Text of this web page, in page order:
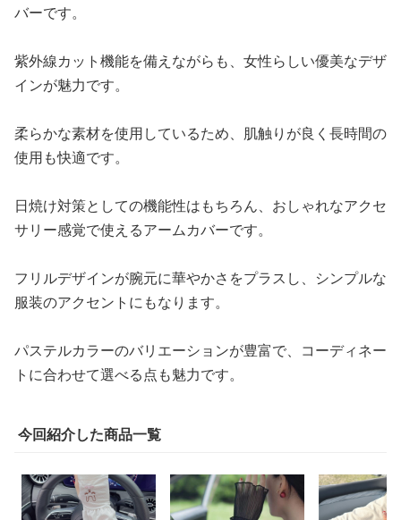
バーです。
紫外線カット機能を備えながらも、女性らしい優美なデザ
インが魅力です。
柔らかな素材を使用しているため、肌触りが良く長時間の
使用も快適です。
日焼け対策としての機能性はもちろん、おしゃれなアクセ
サリー感覚で使えるアームカバーです。
フリルデザインが腕元に華やかさをプラスし、シンプルな
服装のアクセントにもなります。
パステルカラーのバリエーションが豊富で、コーディネー
トに合わせて選べる点も魅力です。
今回紹介した商品一覧